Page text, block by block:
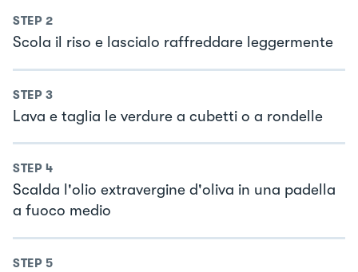
STEP 2
Scola il riso e lascialo raffreddare leggermente
STEP 3
Lava e taglia le verdure a cubetti o a rondelle
STEP 4
Scalda l'olio extravergine d'oliva in una padella
a fuoco medio
STEP 5